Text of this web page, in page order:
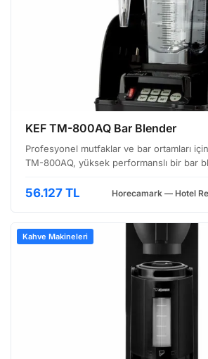
KEF TM-800AQ Bar Blender
Profesyonel mutfaklar ve bar ortamları
TM-800AQ, yüksek performanslı bir bar
kokteyller, smoothie'ler ve buzlu
56.127 TL Horecamark — Hotel
Kahve Makineleri